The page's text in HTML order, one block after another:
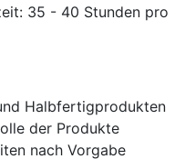
35 - 40 Stunden pro
Halbfertigprodukten
der Produkte
nach Vorgabe